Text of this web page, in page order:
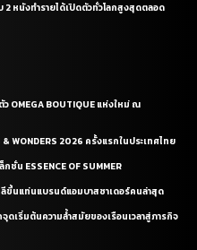
2 หนังทำรายได้เปิดตัวทั่วโลกสูงสุดตลอด
OMEGA BOUTIQUE แห่งใหม่ ณ
& WONDERS 2026 ครั้งแรกในประเทศไทย
น ESSENCE OF SUMMER
ลีขึ้นแท่นแบรนด์แอมบาสซาเดอร์คนล่าสุด
จุดเริ่มต้นความล้ำสมัยของเรือนเวลาสู่ภารกิจ